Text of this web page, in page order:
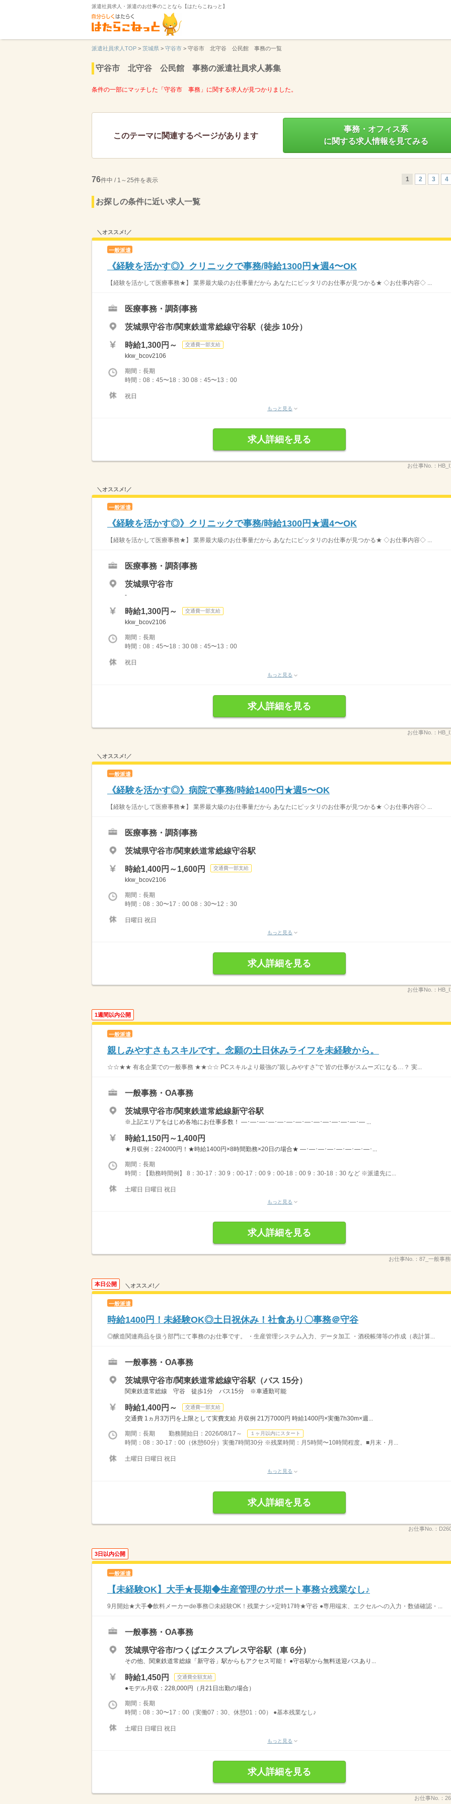
派遣社員求人・派遣のお仕事のことなら【はたらこねっと】
派遣社員求人TOP > 茨城県 > 守谷市 > 守谷市 北守谷 公民館 事務の一覧
守谷市 北守谷 公民館 事務の派遣社員求人募集
条件の一部にマッチした「守谷市 事務」に関する求人が見つかりました。
このテーマに関連するページがあります
事務・オフィス系
に関する求人情報を見てみる
76件中 / 1～25件を表示 1 2 3 4
お探しの条件に近い求人一覧
＼オススメ!／
一般派遣
《経験を活かす◎》クリニックで事務/時給1300円★週4〜OK
【経験を活かして医療事務★】 業界最大級のお仕事量だから あなたにピッタリのお仕事が見つかる★ ◇お仕事内容◇ ...
医療事務・調剤事務
茨城県守谷市/関東鉄道常総線守谷駅（徒歩 10分）
時給1,300円～ 交通費一部支給
kkw_bcov2106
期間：長期
時間：08：45〜18：30 08：45〜13：00
祝日
もっと見る
求人詳細を見る
お仕事No.：
＼オススメ!／
一般派遣
《経験を活かす◎》クリニックで事務/時給1300円★週4〜OK
【経験を活かして医療事務★】 業界最大級のお仕事量だから あなたにピッタリのお仕事が見つかる★ ◇お仕事内容◇ ...
医療事務・調剤事務
茨城県守谷市
-
時給1,300円～ 交通費一部支給
kkw_bcov2106
期間：長期
時間：08：45〜18：30 08：45〜13：00
祝日
もっと見る
求人詳細を見る
お仕事No.：
＼オススメ!／
一般派遣
《経験を活かす◎》病院で事務/時給1400円★週5〜OK
【経験を活かして医療事務★】 業界最大級のお仕事量だから あなたにピッタリのお仕事が見つかる★ ◇お仕事内容◇ ...
医療事務・調剤事務
茨城県守谷市/関東鉄道常総線守谷駅
時給1,400円～1,600円 交通費一部支給
kkw_bcov2106
期間：長期
時間：08：30〜17：00 08：30〜12：30
日曜日 祝日
もっと見る
求人詳細を見る
お仕事No.：
1週間以内公開
一般派遣
親しみやすさもスキルです。念願の土日休みライフを未経験から。
☆☆★★ 有名企業での一般事務 ★★☆☆ PCスキルより最強の”親しみやすさ”で 皆の仕事がスムーズになる…？ 実...
一般事務・OA事務
茨城県守谷市/関東鉄道常総線新守谷駅
※上記エリアをはじめ各地にお仕事多数！ ―･―･―･―･―･―･―･―･―･―･―･―･―･― ...
時給1,150円～1,400円
★月収例：224000円！★時給1400円×8時間勤務×20日の場合★ ―･―･―･―･―･―･―･―･...
期間：長期
時間：【勤務時間例】 8：30-17：30 9：00-17：00 9：00-18：00 9：30-18：30 など ※派遣先に...
土曜日 日曜日 祝日
もっと見る
求人詳細を見る
お仕事No.： 87_一般事
本日公開 ＼オススメ!／
一般派遣
時給1400円！未経験OK◎土日祝休み！社食あり〇事務＠守谷
◎醸造関連商品を扱う部門にて事務のお仕事です。 ・生産管理システム入力、データ加工 ・酒税帳簿等の作成（表計算...
一般事務・OA事務
茨城県守谷市/関東鉄道常総線守谷駅（バス 15分）
関東鉄道常総線 守谷 徒歩1分 バス15分 ※車通勤可能
時給1,400円～ 交通費一部支給
交通費 1ヵ月3万円を上限として実費支給 月収例 21万7000円 時給1400円×実働7h30m×週...
期間：長期 勤務開始日：2026/08/17～ １ヶ月以内にスタート
時間：08：30-17：00（休憩60分）実働7時間30分 ※残業時間：月5時間〜10時間程度。■月末・月...
土曜日 日曜日 祝日
もっと見る
求人詳細を見る
お仕事No.：
3日以内公開
一般派遣
【未経験OK】大手★長期◆生産管理のサポート事務☆残業なし♪
9月開始★大手◆飲料メーカーde事務◎未経験OK！残業ナシ×定時17時★守谷 ●専用端末、エクセルへの入力・数値確認・...
一般事務・OA事務
茨城県守谷市/つくばエクスプレス守谷駅（車 6分）
その他、関東鉄道常総線「新守谷」駅からもアクセス可能！ ●守谷駅から無料送迎バスあり...
時給1,450円 交通費全額支給
●モデル月収：228,000円（月21日出勤の場合）
期間：長期
時間：08：30〜17：00（実働07：30、休憩01：00） ●基本残業なし♪
土曜日 日曜日 祝日
もっと見る
求人詳細を見る
お仕事No.：